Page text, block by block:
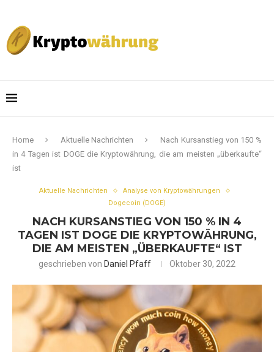
Home Aktuelle Nachrichten
Nach Kursanstieg von 150 %
in 4 Tagen ist DOGE die Kryptowährung, die am meisten „überkaufte“
ist
Aktuelle Nachrichten
Analyse von Kryptowährungen
Dogecoin (DOGE)
NACH KURSANSTIEG VON 150 % IN 4
TAGEN IST DOGE DIE KRYPTOWÄHRUNG,
DIE AM MEISTEN „ÜBERKAUFTE“ IST
geschrieben von Daniel Pfaff Oktober 30, 2022